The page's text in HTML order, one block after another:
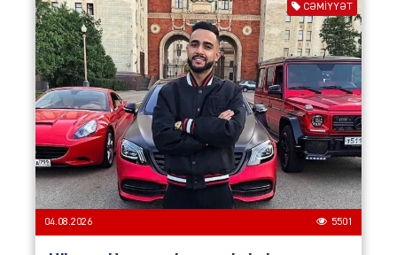
CƏMIYYƏT
04.08.2026 5501